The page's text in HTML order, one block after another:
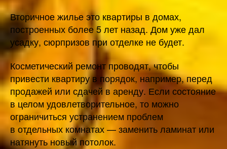
Вторичное жилье это квартиры в домах,
построенных более 5 лет назад. Дом уже дал
усадку, сюрпризов при отделке не будет.
Косметический ремонт проводят, чтобы
привести квартиру в порядок, например, перед
продажей или сдачей в аренду. Если состояние
в целом удовлетворительное, то можно
ограничиться устранением проблем
в отдельных комнатах — заменить ламинат или
натянуть новый потолок.